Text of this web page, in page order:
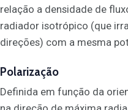
relação a densidade de
radiador isotrópico (que
direções) com a mesma
Polarização
Definida em função da